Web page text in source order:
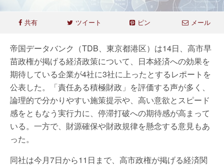
共有 ツイート ピン メール
帝国データバンク（TDB、東京都港区）は14日、高市早
苗政権が掲げる経済政策について、日本経済への効果を
期待している企業が4社に3社に上ったとするレポートを
公表した。「責任ある積極財政」を評価する声が多く、
論理的で分かりやすい施策提示や、高い意欲とスピード
感をともなう実行力に、停滞打破への期待感が高まって
いる。一方で、財源確保や財政規律を懸念する意見もあ
った。
同社は今月7日から11日まで、高市政権が掲げる経済関